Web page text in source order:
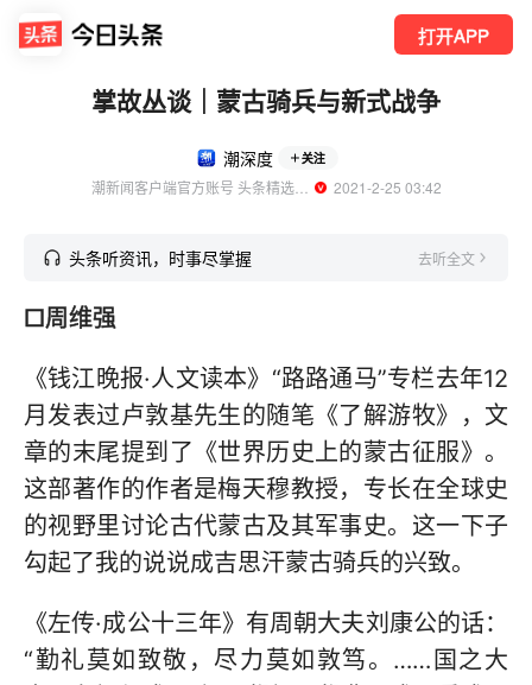
打开APP
掌故丛谈｜蒙古骑兵与新式战争
潮深度 关注
潮新闻客户端官方账号 头条精选作者
  2021-2-25 03:42
头条听资讯，时事尽掌握 去听全文
□周维强
《钱江晚报·人文读本》“路路通马”专栏去年12
月发表过卢敦基先生的随笔《了解游牧》，文
章的末尾提到了《世界历史上的蒙古征服》。
这部著作的作者是梅天穆教授，专长在全球史
的视野里讨论古代蒙古及其军事史。这一下子
勾起了我的说说成吉思汗蒙古骑兵的兴致。
《左传·成公十三年》有周朝大夫刘康公的话：
“勤礼莫如致敬，尽力莫如敦笃。……国之大